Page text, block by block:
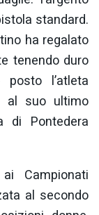
standard.
ha regalato
tenendo duro
l’atleta
al suo ultimo
di Pontedera
Campionati
al secondo